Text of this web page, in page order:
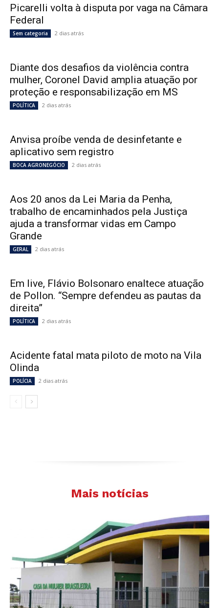
Picarelli volta à disputa por vaga na Câmara
Federal
Sem categoria 2 dias atrás
Diante dos desafios da violência contra
mulher, Coronel David amplia atuação por
proteção e responsabilização em MS
POLÍTICA 2 dias atrás
Anvisa proíbe venda de desinfetante e
aplicativo sem registro
BOCA AGRONEGÓCIO 2 dias atrás
Aos 20 anos da Lei Maria da Penha,
trabalho de encaminhados pela Justiça
ajuda a transformar vidas em Campo
Grande
GERAL 2 dias atrás
Em live, Flávio Bolsonaro enaltece atuação
de Pollon. “Sempre defendeu as pautas da
direita”
POLÍTICA 2 dias atrás
Acidente fatal mata piloto de moto na Vila
Olinda
POLÍCIA 2 dias atrás
Mais notícias